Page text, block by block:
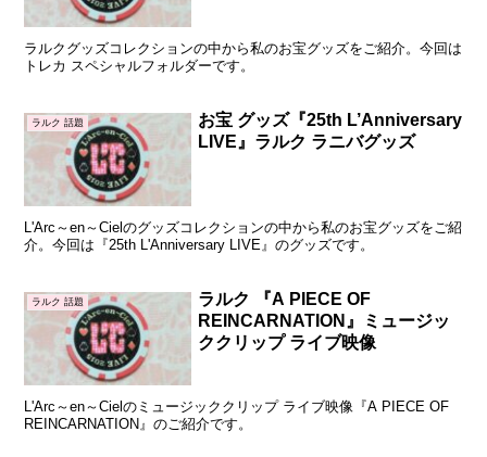
ラルクグッズコレクションの中から私のお宝グッズをご紹介。今回は
トレカ スペシャルフォルダーです。
ラルク 話題
お宝 グッズ『25th L’Anniversary
LIVE』ラルク ラニバグッズ
L'Arc～en～Cielのグッズコレクションの中から私のお宝グッズをご紹
介。今回は『25th L'Anniversary LIVE』のグッズです。
ラルク 話題
ラルク 『A PIECE OF
REINCARNATION』ミュージッ
ククリップ ライブ映像
L'Arc～en～Cielのミュージッククリップ ライブ映像『A PIECE OF
REINCARNATION』のご紹介です。